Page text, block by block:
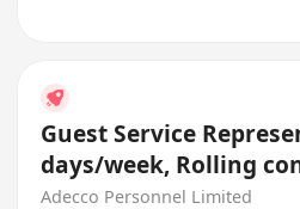
Guest Service
days/week, Rolling
Adecco Personnel Limited